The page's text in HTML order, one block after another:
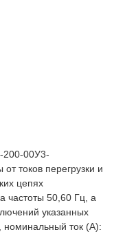
200-00У3-
токов перегрузки и
цепях
частоты 50,60 Гц, а
указанных
номинальный ток (А):